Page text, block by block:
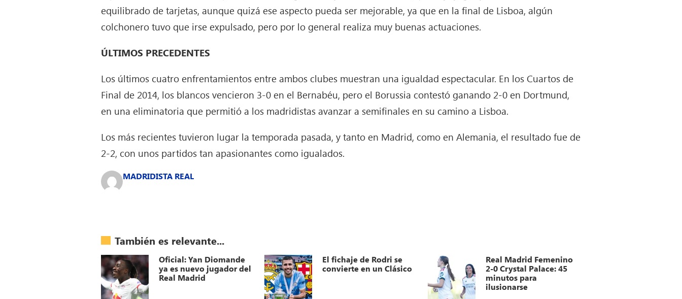
equilibrado de tarjetas, aunque quizá ese aspecto pueda ser mejorable, ya que en la final de Lisboa, algún
colchonero tuvo que irse expulsado, pero por lo general realiza muy buenas actuaciones.
ÚLTIMOS PRECEDENTES
Los últimos cuatro enfrentamientos entre ambos clubes muestran una igualdad espectacular. En los Cuartos de
Final de 2014, los blancos vencieron 3-0 en el Bernabéu, pero el Borussia contestó ganando 2-0 en Dortmund,
en una eliminatoria que permitió a los madridistas avanzar a semifinales en su camino a Lisboa.
Los más recientes tuvieron lugar la temporada pasada, y tanto en Madrid, como en Alemania, el resultado fue de
2-2, con unos partidos tan apasionantes como igualados.
MADRIDISTA REAL
También es relevante...
Oficial: Yan Diomande
ya es nuevo jugador del
Real Madrid
El fichaje de Rodri se
convierte en un Clásico
Real Madrid Femenino
2-0 Crystal Palace: 45
minutos para
ilusionarse